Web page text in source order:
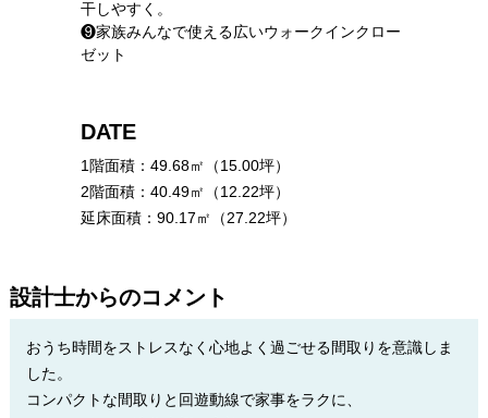
干しやすく。
❾家族みんなで使える広いウォークインクロー
ゼット
DATE
1階面積：49.68㎡（15.00坪）
2階面積：40.49㎡（12.22坪）
延床面積：90.17㎡（27.22坪）
設計士からのコメント
おうち時間をストレスなく心地よく過ごせる間取りを意識しま
した。
コンパクトな間取りと回遊動線で家事をラクに、